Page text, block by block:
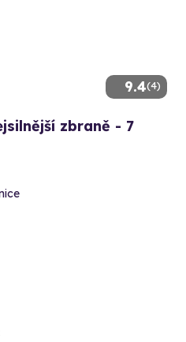
9.4(4)
zbraně - 7